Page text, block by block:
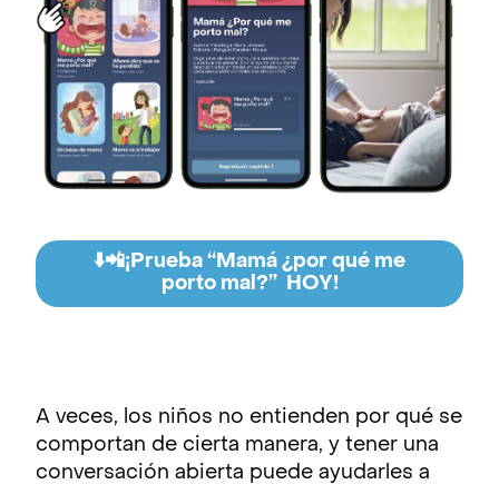
⬇️📲¡Prueba “Mamá ¿por qué me
porto mal?” HOY!
A veces, los niños no entienden por qué se
comportan de cierta manera, y tener una
conversación abierta puede ayudarles a